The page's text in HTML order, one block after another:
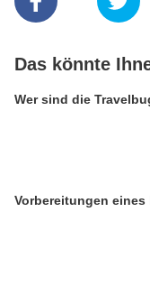
Das könnte
Wer sind die
Vorbereitungen